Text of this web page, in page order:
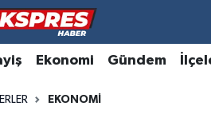
Ekonomi Gündem
EKONOMI